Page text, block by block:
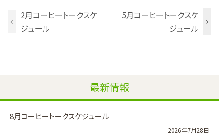
2月コーヒートークスケ
ジュール
5月コーヒートークスケ
ジュール
最新情報
8月コーヒートークスケジュール
2026年7月28日